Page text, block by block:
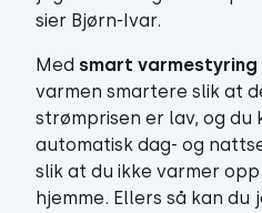
sier Bjørn-Ivar.
Med smart varmestyring
varmen smartere slik at
strømprisen er lav, og du
automatisk dag- og
slik at du ikke varmer
hjemme. Ellers så kan